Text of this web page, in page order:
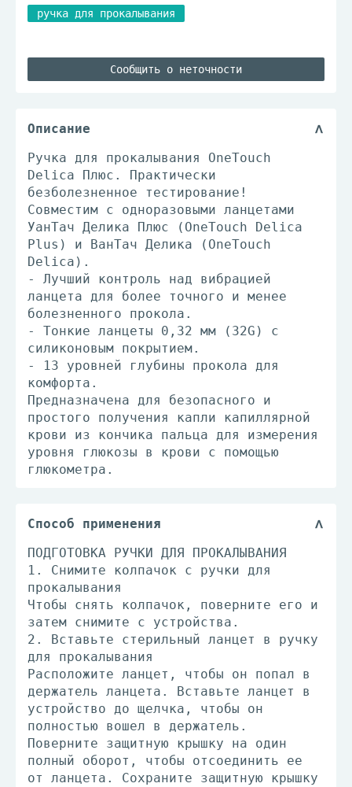
ручка для прокалывания
Сообщить о неточности
Описание
Ручка для прокалывания OneTouch
Delica Плюс. Практически
безболезненное тестирование!
Совместим с одноразовыми ланцетами
УанТач Делика Плюс (OneTouch Delica
Plus) и ВанТач Делика (OneTouch
Delica).
- Лучший контроль над вибрацией
ланцета для более точного и менее
болезненного прокола.
- Тонкие ланцеты 0,32 мм (32G) с
силиконовым покрытием.
- 13 уровней глубины прокола для
комфорта.
Предназначена для безопасного и
простого получения капли капиллярной
крови из кончика пальца для измерения
уровня глюкозы в крови с помощью
глюкометра.
Способ применения
ПОДГОТОВКА РУЧКИ ДЛЯ ПРОКАЛЫВАНИЯ
1. Снимите колпачок с ручки для
прокалывания
Чтобы снять колпачок, поверните его и
затем снимите с устройства.
2. Вставьте стерильный ланцет в ручку
для прокалывания
Расположите ланцет, чтобы он попал в
держатель ланцета. Вставьте ланцет в
устройство до щелчка, чтобы он
полностью вошел в держатель.
Поверните защитную крышку на один
полный оборот, чтобы отсоединить ее
от ланцета. Сохраните защитную крышку